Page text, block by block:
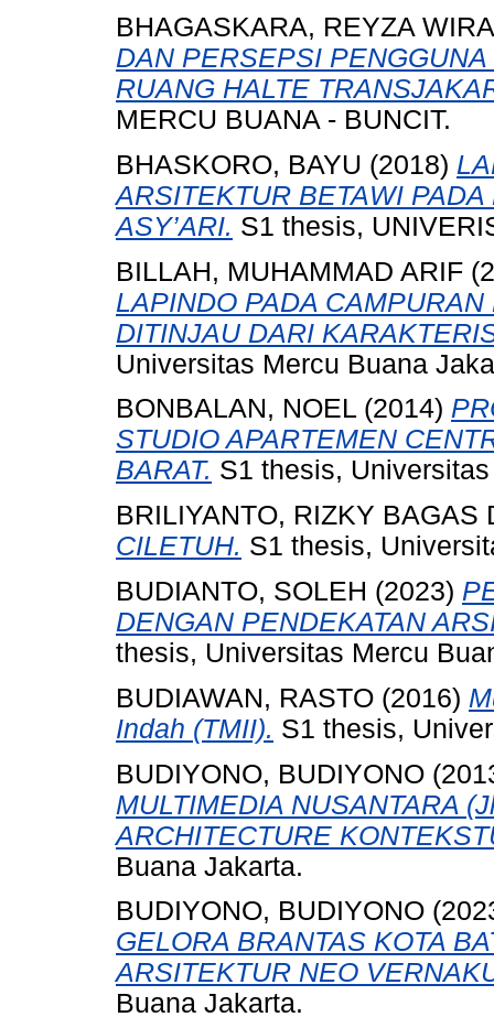
BHAGASKARA, REYZA
DAN PERSEPSI
RUANG HALTE
MERCU BUANA - BUNCIT.
BHASKORO, BAYU (2018)
ARSITEKTUR BETAWI
ASY’ARI. S1 thesis,
BILLAH, MUHAMMAD ARIF
LAPINDO PADA
DITINJAU DARI
Universitas Mercu Buana
BONBALAN, NOEL (2014)
STUDIO APARTEMEN
BARAT. S1 thesis,
BRILIYANTO, RIZKY BAGAS
CILETUH. S1 thesis,
BUDIANTO, SOLEH (2023)
DENGAN PENDEKATAN
thesis, Universitas Mercu
BUDIAWAN, RASTO (2016)
Indah (TMII). S1 thesis,
BUDIYONO, BUDIYONO
MULTIMEDIA NUSANTARA
ARCHITECTURE
Buana Jakarta.
BUDIYONO, BUDIYONO
GELORA BRANTAS KOTA
ARSITEKTUR NEO
Buana Jakarta.